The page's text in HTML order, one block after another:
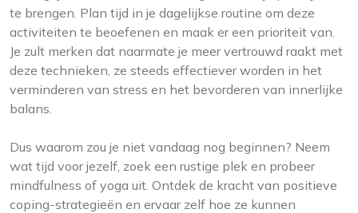
te brengen. Plan tijd in je dagelijkse routine om deze
activiteiten te beoefenen en maak er een prioriteit van.
Je zult merken dat naarmate je meer vertrouwd raakt met
deze technieken, ze steeds effectiever worden in het
verminderen van stress en het bevorderen van innerlijke
balans.
Dus waarom zou je niet vandaag nog beginnen? Neem
wat tijd voor jezelf, zoek een rustige plek en probeer
mindfulness of yoga uit. Ontdek de kracht van positieve
coping-strategieën en ervaar zelf hoe ze kunnen